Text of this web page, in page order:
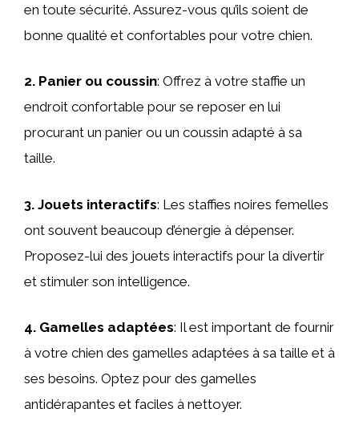
en toute sécurité. Assurez-vous qu’ils soient de
bonne qualité et confortables pour votre chien.
2. Panier ou coussin: Offrez à votre staffie un
endroit confortable pour se reposer en lui
procurant un panier ou un coussin adapté à sa
taille.
3. Jouets interactifs: Les staffies noires femelles
ont souvent beaucoup d’énergie à dépenser.
Proposez-lui des jouets interactifs pour la divertir
et stimuler son intelligence.
4. Gamelles adaptées: Il est important de fournir
à votre chien des gamelles adaptées à sa taille et à
ses besoins. Optez pour des gamelles
antidérapantes et faciles à nettoyer.